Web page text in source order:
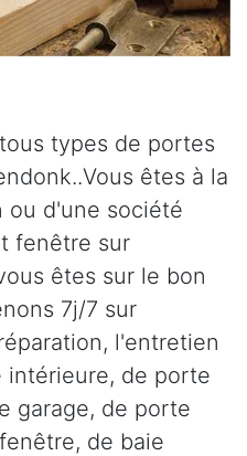
types de portes
êtes à la
ou d'une société
fenêtre sur
êtes sur le bon
7j/7 sur
l'entretien
intérieure, de porte
garage, de porte
de baie